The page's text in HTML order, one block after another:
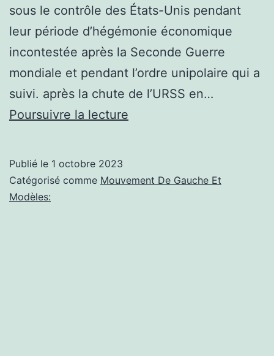
sous le contrôle des États-Unis pendant
leur période d’hégémonie économique
incontestée après la Seconde Guerre
mondiale et pendant l’ordre unipolaire qui a
suivi. après la chute de l’URSS en…
Poursuivre la lecture
Revue
Publié le 1 octobre 2023
Catégorisé comme Mouvement De Gauche Et
Modèles: